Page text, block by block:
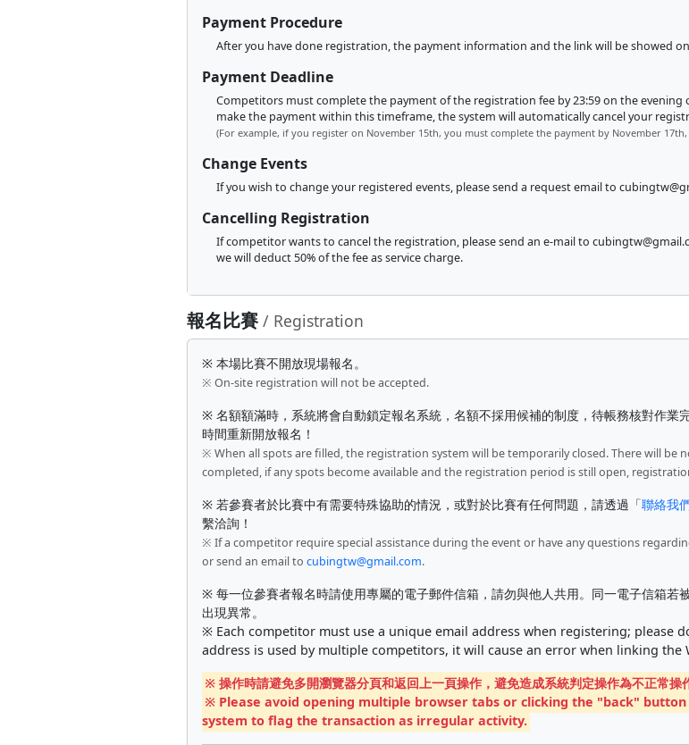
Payment Procedure
After you have done registration, the payment information and the link will be showed
Payment Deadline
Competitors must complete the payment of the registration fee by 23:59 on the
make the payment within this timeframe, the system will automatically cancel your
(For example, if you register on November 15th, you must complete the payment by November 17th,
Change Events
If you wish to change your registered events, please send a request email to
Cancelling Registration
If competitor wants to cancel the registration, please send an e-mail to
we will deduct 50% of the fee as service charge.
報名比賽 / Registration
※ 本場比賽不開放現場報名。
※ On-site registration will not be accepted.
※ 名額額滿時，系統將會自動鎖定報名系統，名額不採用候補的制度，待帳務核對作業
時間重新開放報名！
※ When all spots are filled, the registration system will be temporarily closed. There will be
completed, if any spots become available and the registration period is still open,
※ 若參賽者於比賽中有需要特殊協助的情況，或對於比賽有任何問題，請透過「聯絡我
繫洽詢！
※ If a competitor require special assistance during the event or have any questions
or send an email to cubingtw@gmail.com.
※ 每一位參賽者報名時請使用專屬的電子郵件信箱，請勿與他人共用。同一電子信箱若
出現異常。
※ Each competitor must use a unique email address when registering; please
address is used by multiple competitors, it will cause an error when linking the
※ 操作時請避免多開瀏覽器分頁和返回上一頁操作，避免造成系統判定操作為不正常操
※ Please avoid opening multiple browser tabs or clicking the "back"
system to flag the transaction as irregular activity.